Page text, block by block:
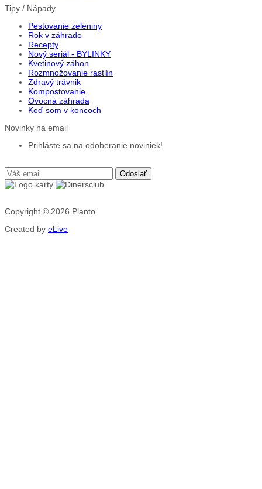
Tipy / Nápady
Pestovanie zeleniny
Rok v záhrade
Recepty
Nový seriál - BYLINKY
Kvetinový záhon
Rozmnožovanie rastlín
Zdravý trávnik
Kompostovanie
Ovocná záhrada
Keď som v koncoch
Novinky na email
Prihláste sa na odoberanie noviniek!
Copyright © 2026 Planto.
Created by eLive